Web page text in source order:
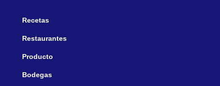
Recetas
Restaurantes
Producto
Bodegas